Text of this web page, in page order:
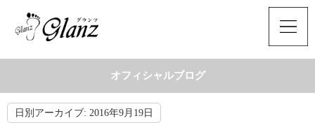
オフィシャルブログ
日別アーカイブ: 2016年9月19日